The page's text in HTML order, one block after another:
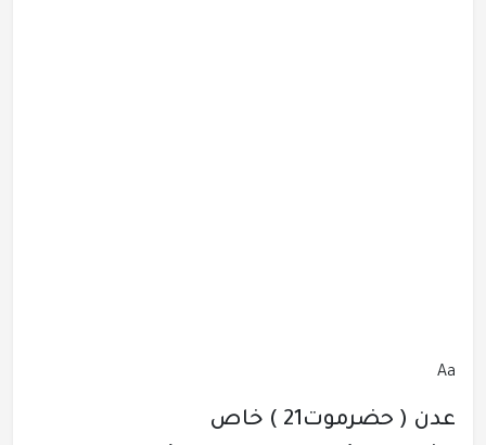
Aa
عدن ( حضرموت21 ) خاص